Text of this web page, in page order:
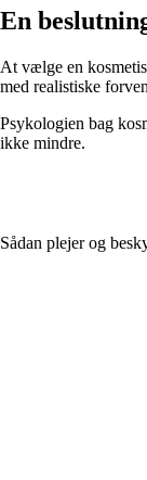
En
At vælge en
med realistiske
Psykologien bag
ikke mindre.
Sådan plejer og